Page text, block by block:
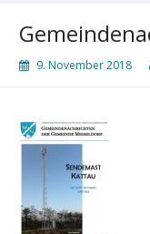
9. November 2018